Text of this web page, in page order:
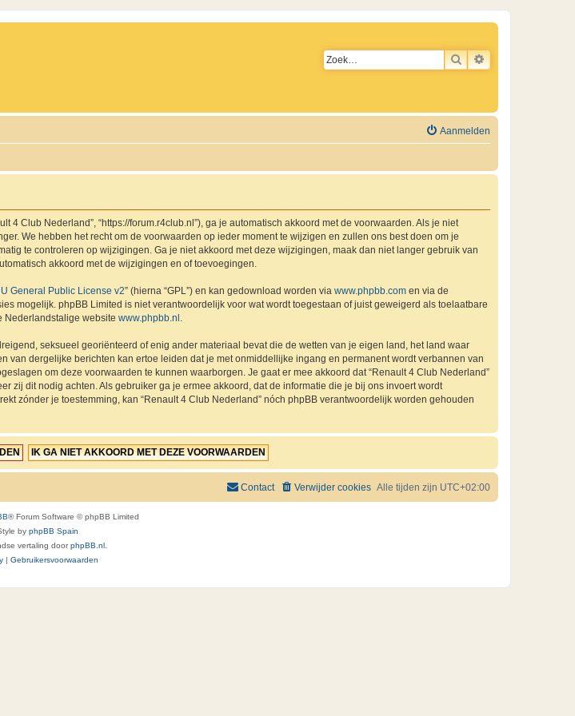
ZOEKUITGEBREID
Aanmelden
4 Club Nederland”, “https://forum.r4club.nl”), ga je automatisch akkoord met de voorwaarden. Als je niet
We hebben het recht om de voorwaarden op ieder moment te wijzigen en zullen ons best doen om je
te controleren op wijzigingen. Ga je niet akkoord met deze wijzigingen, maak dan niet langer gebruik van
akkoord met de wijzigingen en of toevoegingen.
General Public License v2” (hierna “GPL”) en kan gedownload worden via www.phpbb.com en via de
mogelijk. phpBB Limited is niet verantwoordelijk voor wat wordt toegestaan of juist geweigerd als toelaatbare
Nederlandstalige website www.phpbb.nl .
seksueel georiënteerd of enig ander materiaal bevat die de wetten van je eigen land, het land waar
van dergelijke berichten kan ertoe leiden dat je met onmiddellijke ingang en permanent wordt verbannen van
om deze voorwaarden te kunnen waarborgen. Je gaat er mee akkoord dat “Renault 4 Club Nederland”
zij dit nodig achten. Als gebruiker ga je ermee akkoord, dat de informatie die je bij ons invoert wordt
zónder je toestemming, kan “Renault 4 Club Nederland” nóch phpBB verantwoordelijk worden gehouden
Alle tijden zijn UTC+02:00
Verwijder cookies
Contact
® Forum Software © phpBB Limited
by phpBB Spain
vertaling doorphpBB.nl .
Gebruikersvoorwaarden